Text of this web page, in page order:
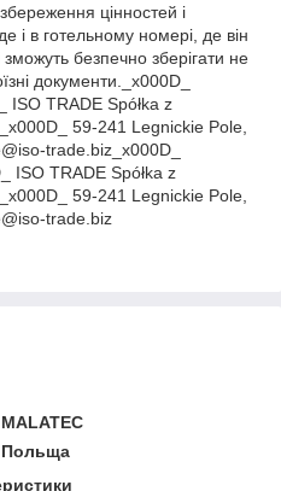
цінностей і
і в готельному номері, де він
зможуть безпечно зберігати не
документи._x000D_
TRADE Spółka z
59-241 Legnickie Pole,
trade.biz_x000D_
TRADE Spółka z
59-241 Legnickie Pole,
trade.biz
MALATEC
Польща